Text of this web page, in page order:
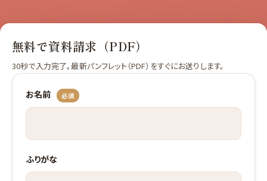
無料で資料請求（PDF）
30秒で入力完了。最新パンフレット（PDF）をすぐにお送りします。
お名前 必須
ふりがな